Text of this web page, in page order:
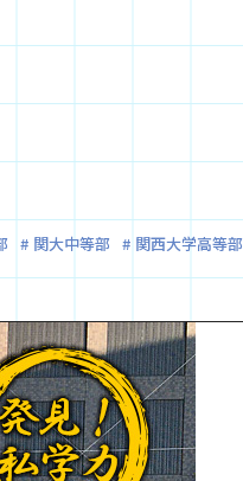
関大中等部 関西大学高等部